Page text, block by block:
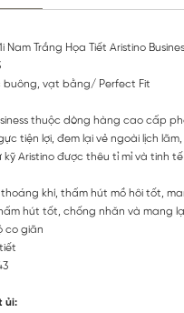
Nam Trắng Họa Tiết Aristino
buông, vạt bằng/ Perfect Fit
thuộc dòng hàng cao cấp
tiện lợi, đem lại vẻ ngoài lịch
kỹ Aristino được thêu tỉ mỉ và tinh tế
khí, thấm hút mồ hôi tốt,
thấm hút tốt, chống nhăn và mang
co giãn
ủi: